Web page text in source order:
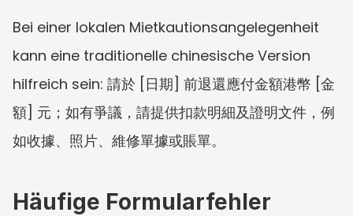
Bei einer lokalen Mietkautionsangelegenheit
kann eine traditionelle chinesische Version
hilfreich sein: 請於 [日期] 前退還應付金額港幣 [金
額] 元；如有爭議，請提供扣款明細及證明文件，例
如收據、照片、維修單據或賬單。
Häufige Formularfehler